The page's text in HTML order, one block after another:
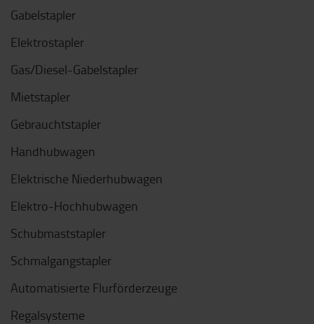
Gabelstapler
Elektrostapler
Gas/Diesel-Gabelstapler
Mietstapler
Gebrauchtstapler
Handhubwagen
Elektrische Niederhubwagen
Elektro-Hochhubwagen
Schubmaststapler
Schmalgangstapler
Automatisierte Flurförderzeuge
Regalsysteme